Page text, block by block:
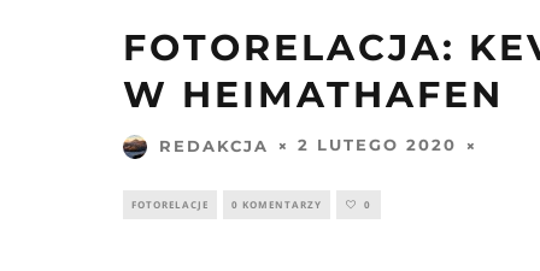
FOTORELACJA:
W HEIMATHAFEN
REDAKCJA 2 LUTEGO 2020
FOTORELACJE 0 KOMENTARZY 0